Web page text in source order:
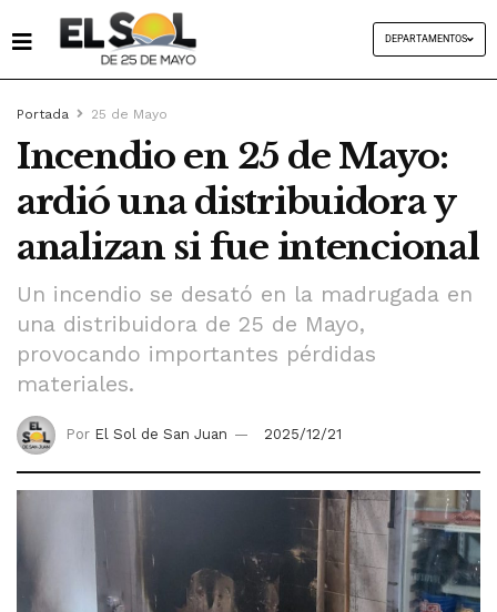
DEPARTAMENTOS
Portada 25 de Mayo
Incendio en 25 de Mayo:
ardió una distribuidora y
analizan si fue intencional
Un incendio se desató en la madrugada en
una distribuidora de 25 de Mayo,
provocando importantes pérdidas
materiales.
Por El Sol de San Juan 2025/12/21